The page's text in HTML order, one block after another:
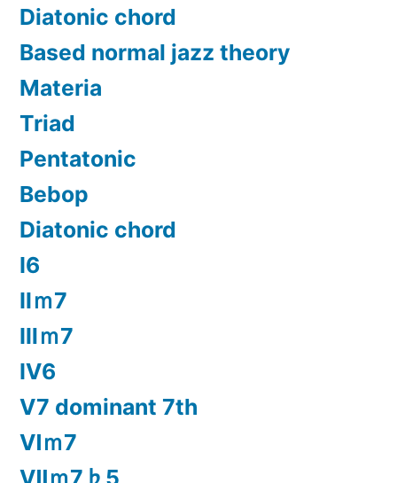
Diatonic chord
Based normal jazz theory
Materia
Triad
Pentatonic
Bebop
Diatonic chord
Ⅰ6
Ⅱｍ7
Ⅲｍ7
Ⅳ6
Ⅴ7 dominant 7th
Ⅵｍ7